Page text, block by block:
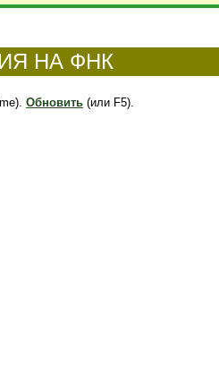
НА ФНК
Обновить (или F5).